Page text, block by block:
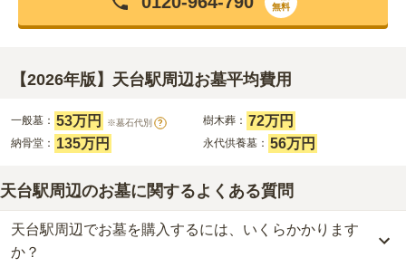
無料
【2026年版】天台駅周辺お墓平均費用
一般墓： 53万円 ※墓石代別 ? 樹木葬： 72万円
納骨堂： 135万円 永代供養墓： 56万円
天台駅周辺のお墓に関するよくある質問
天台駅周辺でお墓を購入するには、いくらかかります
か？